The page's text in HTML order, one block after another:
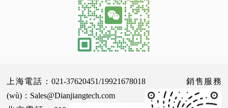
上海電話：021-37620451/19921678018 銷售服務
(wù)：Sales@Dianjiangtech.com